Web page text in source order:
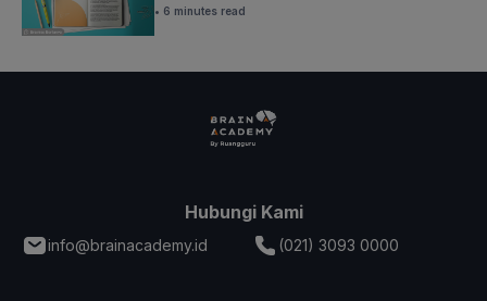
• 6 minutes read
Hubungi Kami
info@brainacademy.id (021) 3093 0000